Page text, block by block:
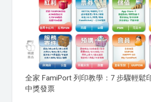
全家 FamiPort 列印教學：7 步驟輕鬆
中獎發票